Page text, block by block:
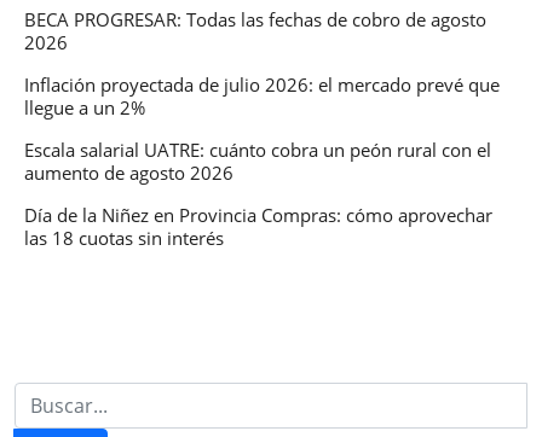
ceremonia
el
inaugural
BECA PROGRESAR: Todas las fechas de cobro de agosto
2026
Inflación proyectada de julio 2026: el mercado prevé que
llegue a un 2%
Escala salarial UATRE: cuánto cobra un peón rural con el
aumento de agosto 2026
Día de la Niñez en Provincia Compras: cómo aprovechar
las 18 cuotas sin interés